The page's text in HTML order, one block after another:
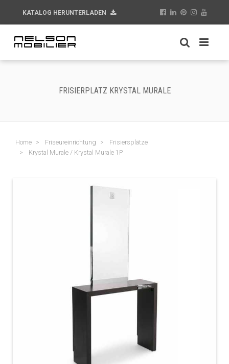
KATALOG HERUNTERLADEN
FRISIERPLATZ KRYSTAL MURALE
Home Friseureinrichtung
Frisiersplätze
Krystal Murale / Krystal Murale 1P